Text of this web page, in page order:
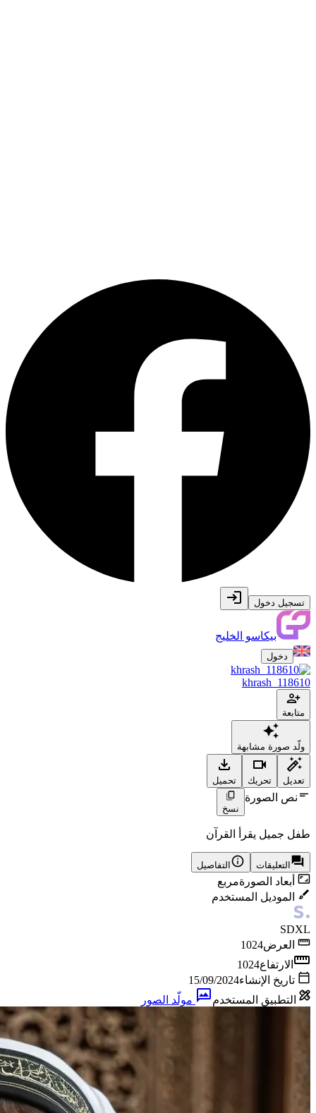
تسجيل دخول
بيكاسو الخليج
دخول
khrash_118610
متابعة
ولّد صورة مشابهة
تعديل تحريك تحميل
نص الصورة
نسخ
طفل جميل يقرأ القرآن
التعليقات التفاصيل
أبعاد الصورةمربع
الموديل المستخدم
SDXL
العرض1024
الارتفاع1024
تاريخ الإنشاء15/09/2024
التطبيق المستخدم
مولّد الصور